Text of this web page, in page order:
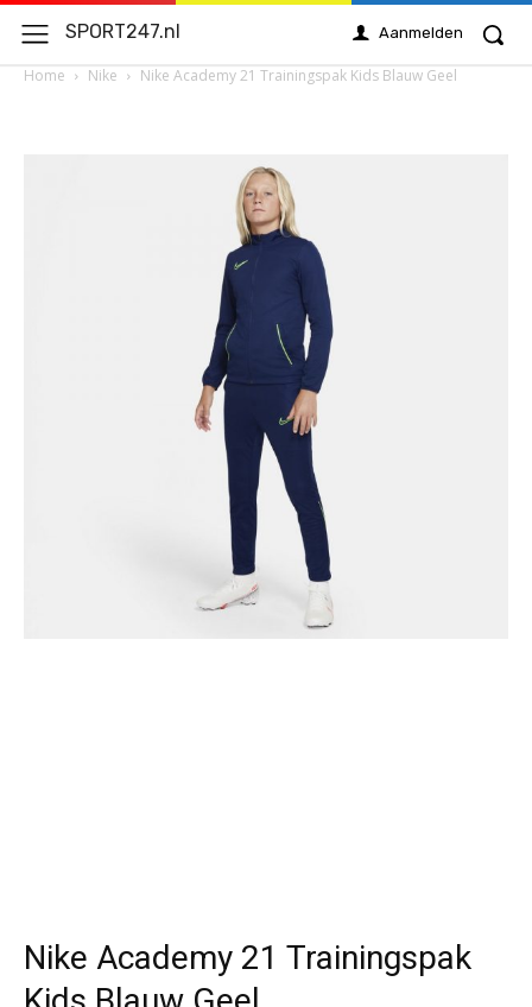
SPORT247.nl Aanmelden
Home Nike Nike Academy 21 Trainingspak Kids Blauw Geel
Nike Academy 21 Trainingspak